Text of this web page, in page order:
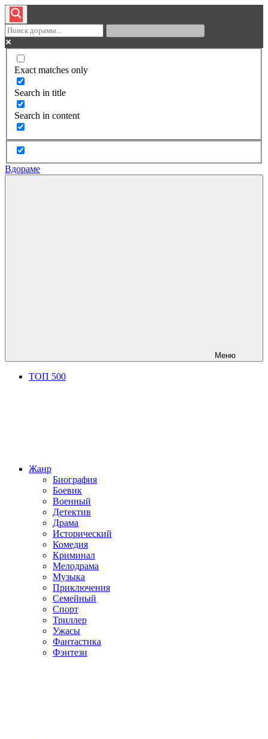
Exact matches only
Search in title
Search in content
Вдораме
Меню
ТОП 500
Жанр
Биография
Боевик
Военный
Детектив
Драма
Исторический
Комедия
Криминал
Мелодрама
Музыка
Приключения
Семейный
Спорт
Триллер
Ужасы
Фантастика
Фэнтези